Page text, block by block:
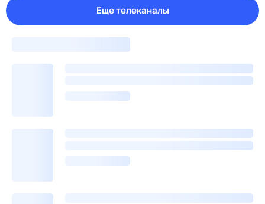
Еще телеканалы